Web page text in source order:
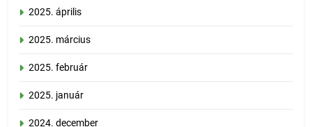
2025. április
2025. március
2025. február
2025. január
2024. december